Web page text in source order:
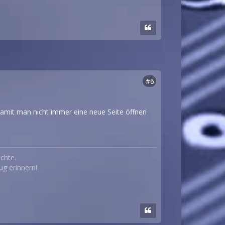
#6
man nicht immer eine neue Seite öffnen
erinnern!